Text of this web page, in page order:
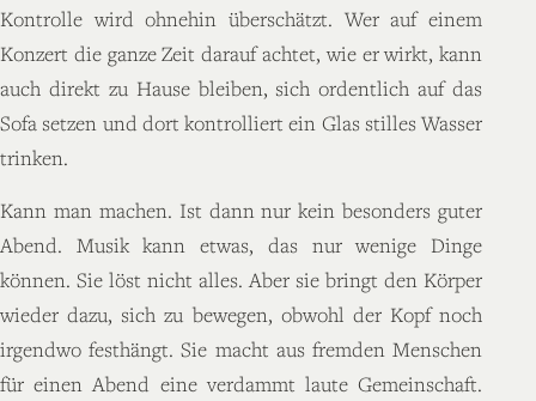
Kontrolle wird ohnehin überschätzt. Wer auf einem
Konzert die ganze Zeit darauf achtet, wie er wirkt, kann
auch direkt zu Hause bleiben, sich ordentlich auf das
Sofa setzen und dort kontrolliert ein Glas stilles Wasser
trinken.
Kann man machen. Ist dann nur kein besonders guter
Abend. Musik kann etwas, das nur wenige Dinge
können. Sie löst nicht alles. Aber sie bringt den Körper
wieder dazu, sich zu bewegen, obwohl der Kopf noch
irgendwo festhängt. Sie macht aus fremden Menschen
für einen Abend eine verdammt laute Gemeinschaft.